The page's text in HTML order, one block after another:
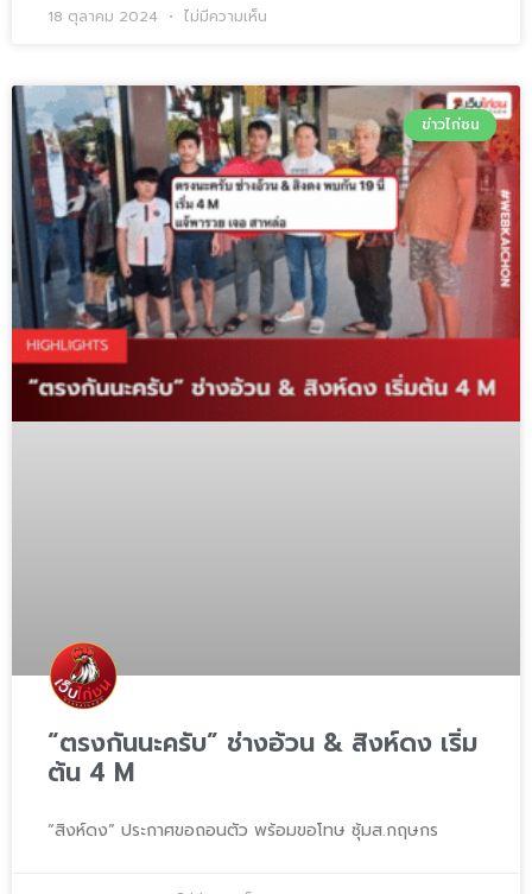
18 ตุลาคม 2024 ไม่มีความเห็น
ข่าวไก่ชน
“ตรงกันนะครับ” ช่างอ้วน & สิงห์ดง เริ่ม
ต้น 4 M
“สิงห์ดง” ประกาศขอถอนตัว พร้อมขอโทษ ซุ้มส.กฤษกร